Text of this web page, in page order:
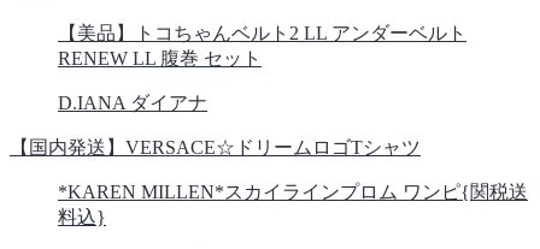
【美品】トコちゃんベルト2 LL アンダーベルト
RENEW LL 腹巻 セット
D.IANA ダイアナ
【国内発送】VERSACE☆ドリームロゴTシャツ
*KAREN MILLEN*スカイラインプロム ワンピ{関税送
料込}